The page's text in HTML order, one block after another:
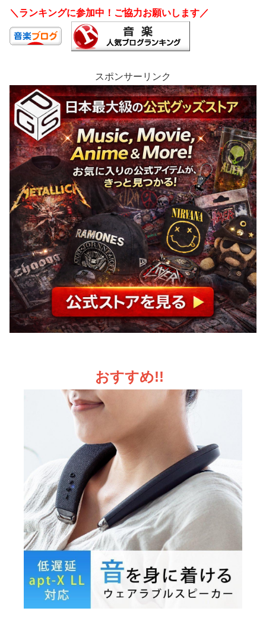
＼ランキングに参加中！ご協力お願いします／
スポンサーリンク
おすすめ!!